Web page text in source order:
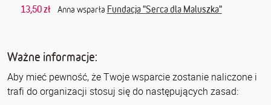
13,50 zł
Anna wsparła Fundacja "Serca dla Maluszka"
Ważne informacje:
Aby mieć pewność, że Twoje wsparcie zostanie naliczone i
trafi do organizacji stosuj się do następujących zasad: